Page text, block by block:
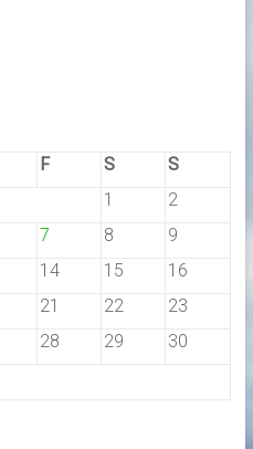
F S
S
1
2
7 8
9
14 15
16
21 22
23
28 29
30